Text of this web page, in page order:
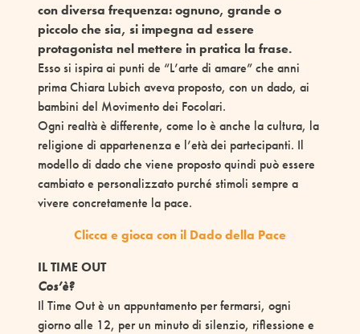
con diversa frequenza: ognuno, grande o
piccolo che sia, si impegna ad essere
protagonista nel mettere in pratica la frase.
Esso si ispira ai punti de “L’arte di amare” che anni
prima Chiara Lubich aveva proposto, con un dado, ai
bambini del Movimento dei Focolari.
Ogni realtà è differente, come lo è anche la cultura, la
religione di appartenenza e l’età dei partecipanti. Il
modello di dado che viene proposto quindi può essere
cambiato e personalizzato purché stimoli sempre a
vivere concretamente la pace.
Clicca e gioca con il Dado della Pace
IL TIME OUT
Cos’è?
Il Time Out è un appuntamento per fermarsi, ogni
giorno alle 12, per un minuto di silenzio, riflessione e